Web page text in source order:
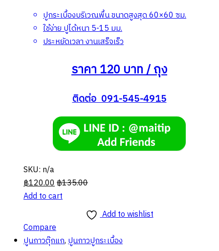
ปูกระเบื้องบริเวณพื้น ขนาดสูงสุด 60×60 ซม.
ใช้ง่าย ปูได้หนา 5-15 มม.
ประหยัดเวลา งานเสร็จเร็ว
ราคา 120 บาท / ถุง
ติดต่อ 091-545-4915
SKU: n/a
฿120.00฿135.00
Add to cart
Add to wishlist
Compare
ปูนกาวตุ๊กแก,ปูนกาวปูกระเบื้อง